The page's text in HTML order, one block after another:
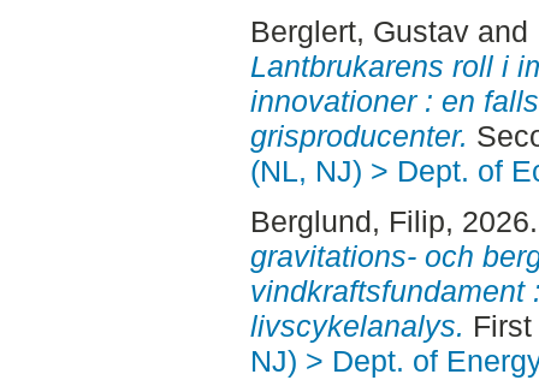
Berglert, Gustavand
Lantbrukarens roll i
innovationer : en
grisproducenter.
(NL, NJ) > Dept. of
Berglund, Filip,
gravitations- och
vindkraftsfundament
livscykelanalys.
NJ) > Dept. of